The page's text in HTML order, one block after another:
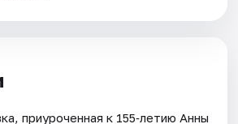
приуроченная к 155‑летию Анны